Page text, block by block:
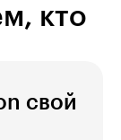
кто
свой